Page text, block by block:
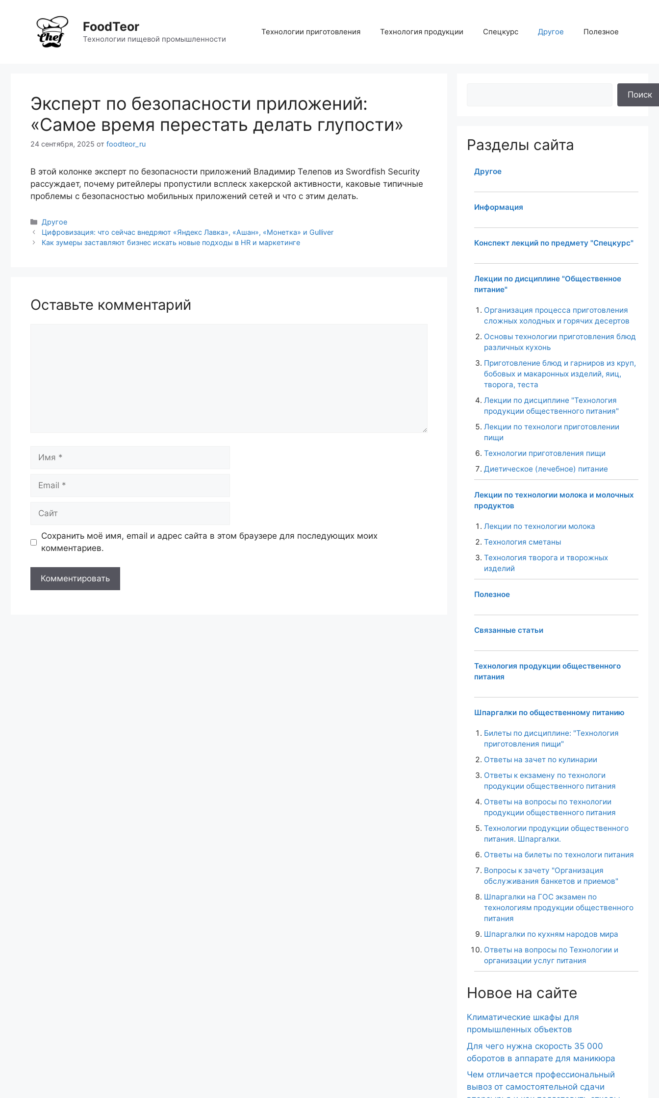
содержимому
FoodTeor
Технологии пищевой промышленности
Технологии приготовления Технология продукции Спецкурс Другое Полезное
Эксперт по безопасности приложений:
«Самое время перестать делать глупости»
24 сентября, 2025 от foodteor_ru
В этой колонке эксперт по безопасности приложений Владимир Телепов из Swordfish Security
рассуждает, почему ритейлеры пропустили всплеск хакерской активности, каковые типичные
проблемы с безопасностью мобильных приложений сетей и что с этим делать.
Рубрики
Другое
Навигация
записи
Цифровизация: что сейчас внедряют «Яндекс Лавка», «Ашан», «Монетка» и Gulliver
Как зумеры заставляют бизнес искать новые подходы в HR и маркетинге
Оставьте комментарий
Имя
Email
Сайт
Сохранить моё имя, email и адрес сайта в этом браузере для последующих моих
комментариев.
Поиск
Разделы сайта
Другое
Информация
Конспект лекций по предмету "Спецкурс"
Лекции по дисциплине "Общественное
питание"
Организация процесса приготовления
сложных холодных и горячих десертов
Основы технологии приготовления блюд
различных кухонь
Приготовление блюд и гарниров из круп,
бобовых и макаронных изделий, яиц,
творога, теста
Лекции по дисциплине "Технология
продукции общественного питания"
Лекции по технологи приготовлении
пищи
Технологии приготовления пищи
Диетическое (лечебное) питание
Лекции по технологии молока и молочных
продуктов
Лекции по технологии молока
Технология сметаны
Технология творога и творожных
изделий
Полезное
Связанные статьи
Технология продукции общественного
питания
Шпаргалки по общественному питанию
Билеты по дисциплине: "Технология
приготовления пищи"
Ответы на зачет по кулинарии
Ответы к екзамену по технологи
продукции общественного питания
Ответы на вопросы по технологии
продукции общественного питания
Технологии продукции общественного
питания. Шпаргалки.
Ответы на билеты по технологи питания
Вопросы к зачету "Организация
обслуживания банкетов и приемов"
Шпаргалки на ГОС экзамен по
технологиям продукции общественного
питания
Шпаргалки по кухням народов мира
Ответы на вопросы по Технологии и
организации услуг питания
Новое на сайте
Климатические шкафы для
промышленных объектов
Для чего нужна скорость 35 000
оборотов в аппарате для маникюра
Чем отличается профессиональный
вывоз от самостоятельной сдачи